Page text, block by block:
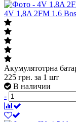
4V 1,8A 2FM 1.6
Акумулятотрна
225 грн. за 1 шт
В наличии
-